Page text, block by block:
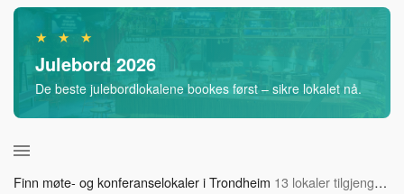
★ ★ ★
Julebord 2026
De beste julebordlokalene bookes først – sikre lokalet nå.
Finn møte- og konferanselokaler i Trondheim 13 lokaler tilgjengelig